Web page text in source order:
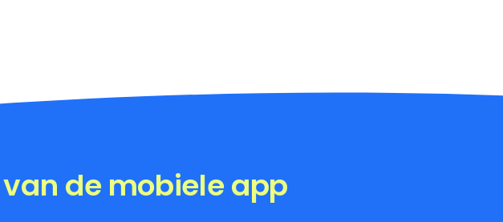
de mobiele app